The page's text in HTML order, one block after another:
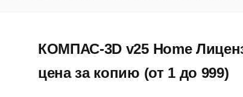
КОМПАС-3D v25 Home
цена за копию (от 1 до 999)